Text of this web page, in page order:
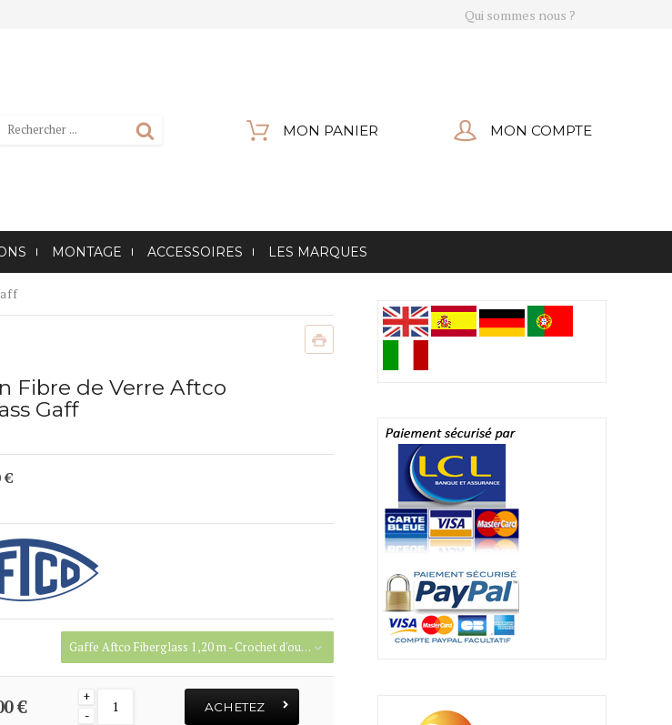
Qui sommes nous ?
MON PANIER MON COMPTE
MONTAGE ACCESSOIRES LES MARQUES
Fibre de Verre Aftco
Gaff
€
Gaffe Aftco Fiberglass 1,20 m - Crochet d'ouverture 5 cm
€
+
-
ACHETEZ